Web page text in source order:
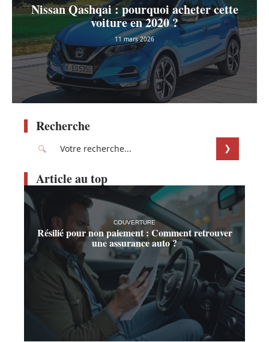
Nissan Qashqai : pourquoi acheter cette
voiture en 2020 ?
11 mars 2026
Recherche
Article au top
COUVERTURE
Résilié pour non paiement : Comment retrouver
une assurance auto ?